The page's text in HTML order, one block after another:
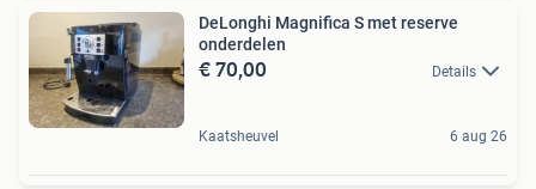
DeLonghi Magnifica S met reserve
onderdelen
€ 70,00 Details
Kaatsheuvel 6 aug 26